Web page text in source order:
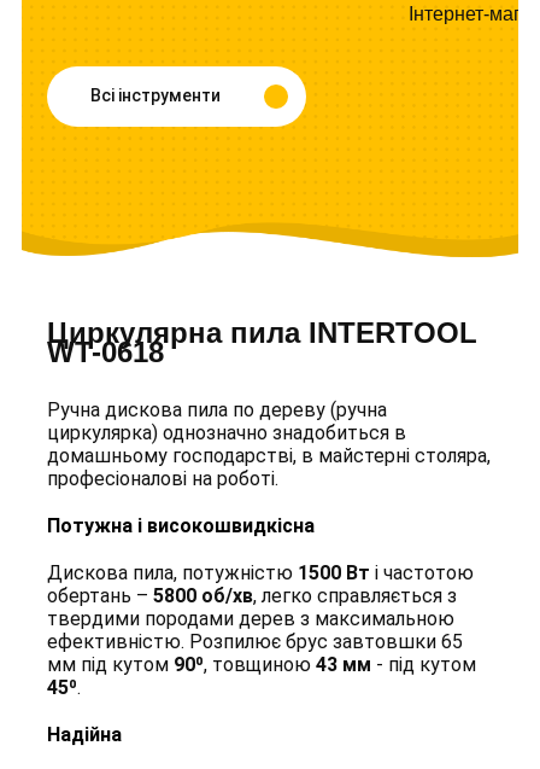
Інтернет-
Всі інструменти
Циркулярна пила INTERTOOL
WT-0618
Ручна дискова пила по дереву (ручна
циркулярка) однозначно знадобиться в
домашньому господарстві, в майстерні столяра,
професіоналові на роботі.
Потужна і високошвидкісна
Дискова пила, потужністю 1500 Вт і частотою
обертань – 5800 об/хв, легко справляється з
твердими породами дерев з максимальною
ефективністю. Розпилює брус завтовшки 65
мм під кутом 90⁰, товщиною 43 мм - під кутом
45⁰.
Надійна